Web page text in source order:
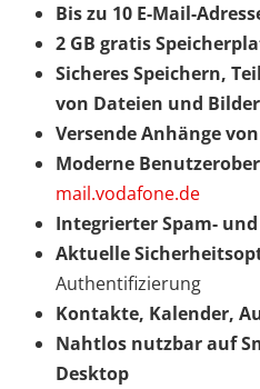
Bis zu 10 E-Mail-
2 GB gratis
Sicheres Speichern,
von Dateien und
Versende Anhänge
Moderne
mail.vodafone.de
Integrierter Spam-
Aktuelle
Authentifizierung
Kontakte, Kalender,
Nahtlos nutzbar auf
Desktop